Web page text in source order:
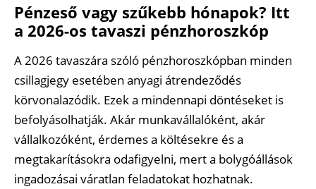
Pénzeső vagy szűkebb hónapok? Itt
a 2026-os tavaszi pénzhoroszkóp
A 2026 tavaszára szóló pénzhoroszkópban minden
csillagjegy esetében anyagi átrendeződés
körvonalazódik. Ezek a mindennapi döntéseket is
befolyásolhatják. Akár munkavállalóként, akár
vállalkozóként, érdemes a költésekre és a
megtakarításokra odafigyelni, mert a bolygóállások
ingadozásai váratlan feladatokat hozhatnak.